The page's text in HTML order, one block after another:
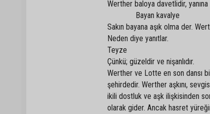
Werther baloya davetlidir,
Bayan kavalye
Sakın bayana aşık olma der.
Neden diye yanıtlar.
Teyze
Çünkü; güzeldir ve nişanlıdır.
Werther ve Lotte en son dansı
şehirdedir. Werther aşkını,
ikili dostluk ve aşk ilişkisinden
olarak gider. Ancak hasret